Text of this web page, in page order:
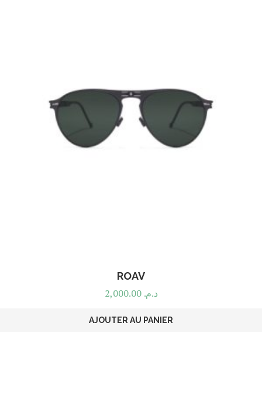
ROAV
د.م. 2,000.00
AJOUTER AU PANIER